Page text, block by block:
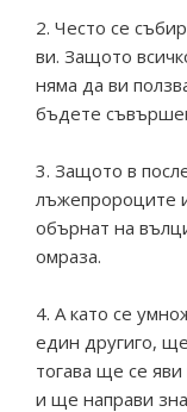
2. Често се
ви. Защото
няма да ви
бъдете
3. Защото в
лъжепророците
обърнат на
омраза.
4. А като се
един другиго,
тогава ще се
и ще направи